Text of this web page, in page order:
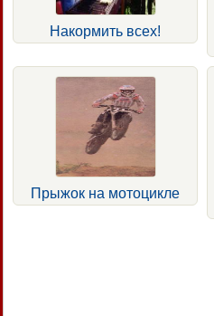
Накормить всех!
Прыжок на мотоцикле